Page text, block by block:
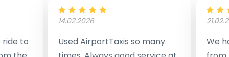
to
14.02.2026
Used AirportTaxis so many
We